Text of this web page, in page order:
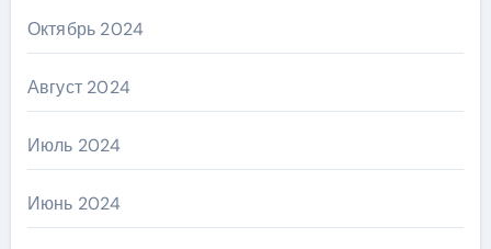
Октябрь 2024
Август 2024
Июль 2024
Июнь 2024